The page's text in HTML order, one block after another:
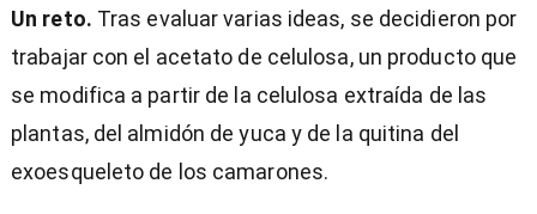
Un reto. Tras evaluar varias ideas, se decidieron por
trabajar con el acetato de celulosa, un producto que
se modifica a partir de la celulosa extraída de las
plantas, del almidón de yuca y de la quitina del
exoesqueleto de los camarones.